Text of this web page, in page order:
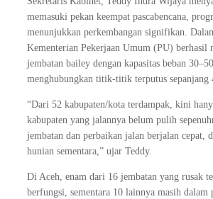
memasuki pekan keempat pascabencana,
menunjukkan perkembangan signifikan.
Kementerian Pekerjaan Umum (PU) berhasil
jembatan bailey dengan kapasitas beban
menghubungkan titik-titik terputus sepanjang
“Dari 52 kabupaten/kota terdampak, kini
kabupaten yang jalannya belum pulih
jembatan dan perbaikan jalan berjalan cepat,
hunian sementara,” ujar Teddy.
Di Aceh, enam dari 16 jembatan yang rusak
berfungsi, sementara 10 lainnya masih dalam